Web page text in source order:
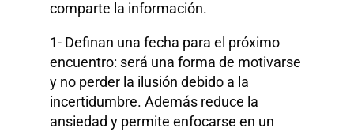
comparte la información.
1- Definan una fecha para el próximo
encuentro: será una forma de motivarse
y no perder la ilusión debido a la
incertidumbre. Además reduce la
ansiedad y permite enfocarse en un